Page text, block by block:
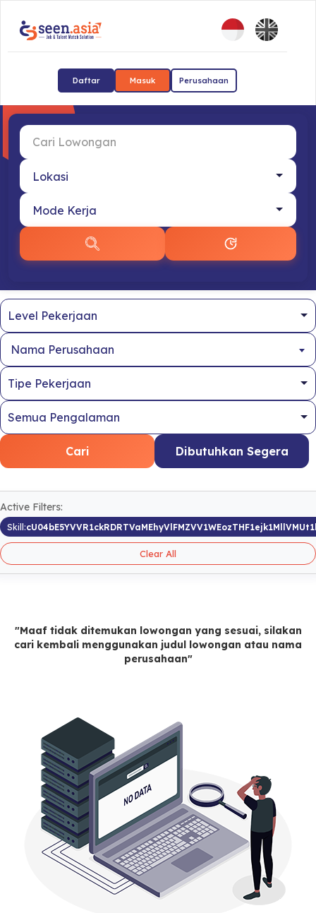
Daftar Masuk Perusahaan
Nama Perusahaan
Cari Dibutuhkan Segera
Active Filters:
Skill:
Clear All
"Maaf tidak ditemukan lowongan yang sesuai, silakan
cari kembali menggunakan judul lowongan atau nama
perusahaan"